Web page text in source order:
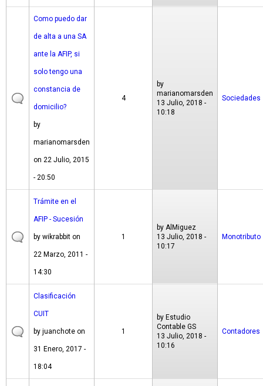
Como puedo dar
de alta a una SA
ante la AFIP, si
solo tengo una
constancia de
domicilio?
by
marianomarsden
on 22 Julio, 2015
- 20:50
4
by
marianomarsden
13 Julio, 2018 -
10:18
Sociedades
Trámite en el
AFIP - Sucesión
by wikrabbit on
22 Marzo, 2011 -
14:30
1
by AlMiguez
13 Julio, 2018 -
10:17
Monotributo
Clasificación
CUIT
by juanchote on
31 Enero, 2017 -
18:04
1
by Estudio
Contable GS
13 Julio, 2018 -
10:16
Contadores